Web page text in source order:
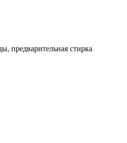
предварительная стирка